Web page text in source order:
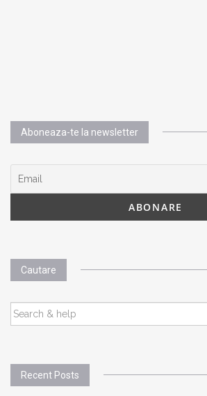
Aboneaza-te la newsletter
Cautare
SEARCH
FOR:
Recent Posts